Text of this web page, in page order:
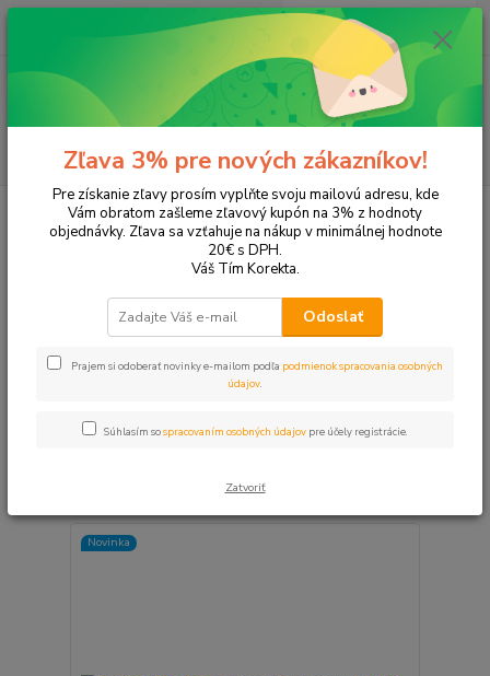
Hľadať
ks
za 0,00 EUR
Školské potreby Výtvarné a umelecké potreby
Pomôcky a
prípravky
Pomôcky a prípravky
Upresniť parametre
z 2ďalšie
Novinka
Zľava 3% pre nových zákazníkov!
Pre získanie zľavy prosím vyplňte svoju mailovú adresu, kde
Vám obratom zašleme zľavový kupón na 3% z hodnoty
objednávky. Zľava sa vzťahuje na nákup v minimálnej hodnote
20€ s DPH.
Váš Tím Korekta.
Odoslať
Prajem si odoberať novinky e-mailom podľa podmienok spracovania osobných
údajov.
Súhlasím sospracovaním osobných údajov pre účely registrácie.
Zatvoriť